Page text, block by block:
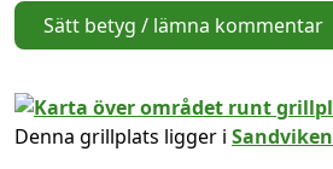
Sätt betyg / lämna kommentar
Denna grillplats ligger i Sandviken